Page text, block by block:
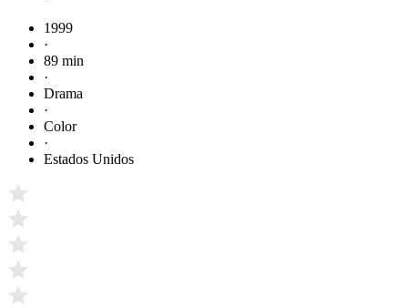
1999
·
89 min
·
Drama
·
Color
·
Estados Unidos